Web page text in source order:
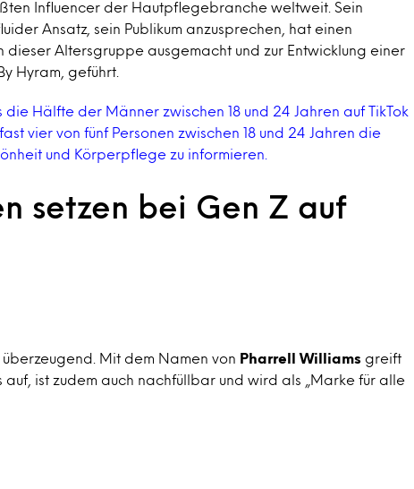
Influencer der Hautpflegebranche weltweit. Sein
Ansatz, sein Publikum anzusprechen, hat einen
dieser Altersgruppe ausgemacht und zur Entwicklung einer
Hyram, geführt.
die Hälfte der Männer zwischen 18 und 24 Jahren auf TikTok
vier von fünf Personen zwischen 18 und 24 Jahren die
und Körperpflege zu informieren.
setzen bei Gen Z auf
Mit dem Namen von Pharrell Williams greift
ist zudem auch nachfüllbar und wird als „Marke für alle